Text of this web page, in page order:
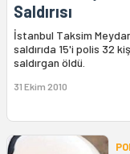
Saldırısı
İstanbul Taksim
saldırıda 15'i polis 32
saldırgan öldü.
31 Ekim 2010